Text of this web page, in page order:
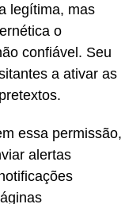
legítima, mas
o
confiável. Seu
a ativar as
essa permissão,
alertas